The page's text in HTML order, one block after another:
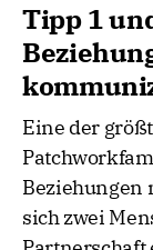
Tipp 1
Eine der
Beziehungen
sich zwei